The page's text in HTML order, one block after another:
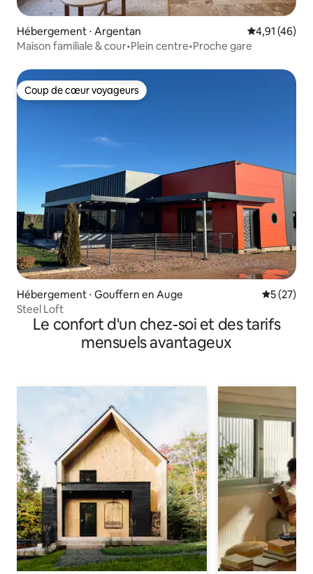
Hébergement ⋅ Argentan Évaluation
4,91 (46)
Maison familiale & cour•Plein centre•Proche gare
Coup de cœur voyageurs
Coup de cœur voyageurs
Hébergement ⋅ Gouffern en Auge
5 (27)
Steel Loft
Le confort d'un chez-soi et des tarifs
mensuels avantageux